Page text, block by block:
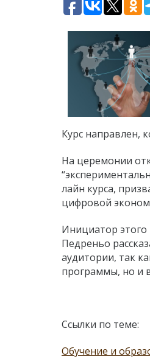
Курс направлен,
На церемонии
лайн курса,
цифровой
Инициатор
Педреньо
аудитории, так
программы, но и
Ссылки по теме:
Обучение и